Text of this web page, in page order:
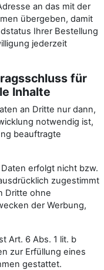
an das mit der
übergeben, damit
Ihrer Bestellung
jederzeit
für
Inhalte
an Dritte nur dann,
notwendig ist,
beauftragte
erfolgt nicht bzw.
zugestimmt
Dritte ohne
der Werbung,
Art. 6 Abs. 1 lit. b
zur Erfüllung eines
gestattet.